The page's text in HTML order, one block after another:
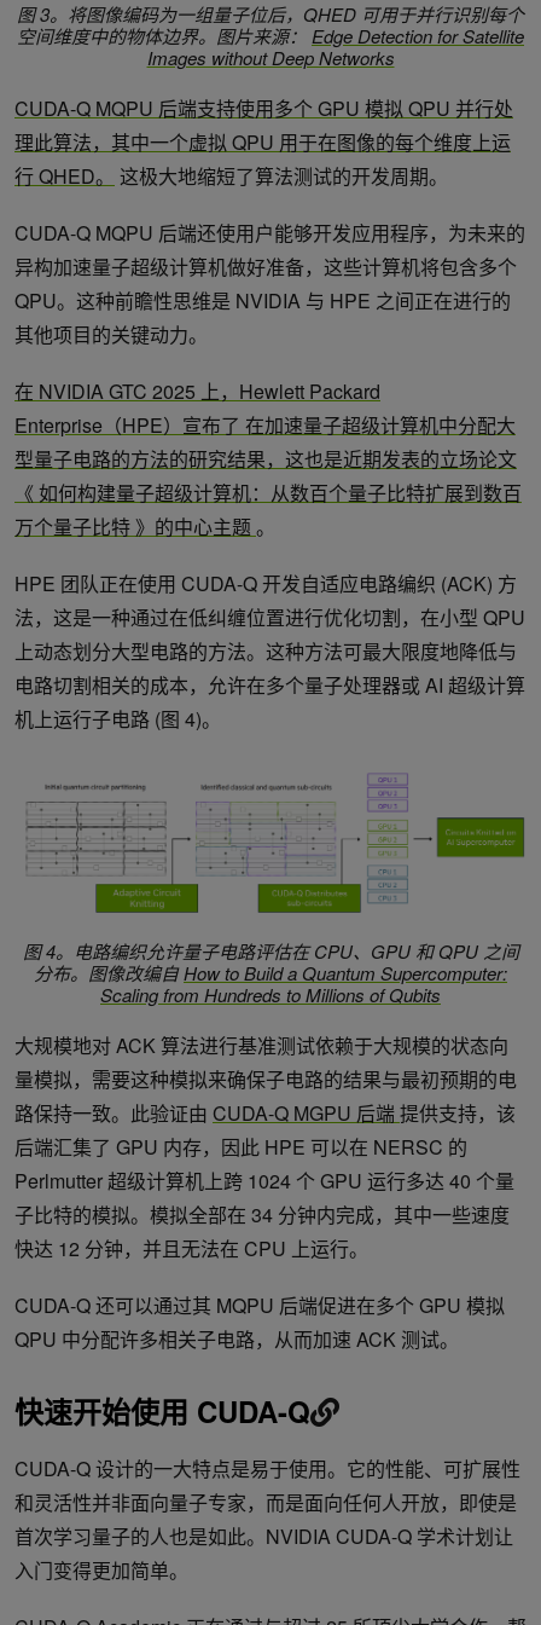
图 3。将图像编码为一组量子位后，QHED 可用于并行识别每个
空间维度中的物体边界。图片来源： Edge Detection for Satellite
Images without Deep Networks
CUDA-Q MQPU 后端支持使用多个 GPU 模拟 QPU 并行处
理此算法，其中一个虚拟 QPU 用于在图像的每个维度上运
行 QHED。
这极大地缩短了算法测试的开发周期。
CUDA-Q MQPU 后端还使用户能够开发应用程序，为未来的
异构加速量子超级计算机做好准备，这些计算机将包含多个
QPU。这种前瞻性思维是 NVIDIA 与 HPE 之间正在进行的
其他项目的关键动力。
在 NVIDIA GTC 2025 上，Hewlett Packard
Enterprise（HPE）宣布了 在加速量子超级计算机中分配大
型量子电路的方法的研究结果，这也是近期发表的立场论文
《 如何构建量子超级计算机：从数百个量子比特扩展到数百
万个量子比特》的中心主题。
HPE 团队正在使用 CUDA-Q 开发自适应电路编织 (ACK) 方
法，这是一种通过在低纠缠位置进行优化切割，在小型 QPU
上动态划分大型电路的方法。这种方法可最大限度地降低与
电路切割相关的成本，允许在多个量子处理器或 AI 超级计算
机上运行子电路 (图 4)。
图 4。电路编织允许量子电路评估在 CPU、GPU 和 QPU 之间
分布。图像改编自 How to Build a Quantum Supercomputer:
Scaling from Hundreds to Millions of Qubits
大规模地对 ACK 算法进行基准测试依赖于大规模的状态向
量模拟，需要这种模拟来确保子电路的结果与最初预期的电
路保持一致。此验证由 CUDA-Q MGPU 后端提供支持，该
后端汇集了 GPU 内存，因此 HPE 可以在 NERSC 的
Perlmutter 超级计算机上跨 1024 个 GPU 运行多达 40 个量
子比特的模拟。模拟全部在 34 分钟内完成，其中一些速度
快达 12 分钟，并且无法在 CPU 上运行。
CUDA-Q 还可以通过其 MQPU 后端促进在多个 GPU 模拟
QPU 中分配许多相关子电路，从而加速 ACK 测试。
快速开始使用 CUDA-Q
CUDA-Q 设计的一大特点是易于使用。它的性能、可扩展性
和灵活性并非面向量子专家，而是面向任何人开放，即使是
首次学习量子的人也是如此。NVIDIA CUDA-Q 学术计划让
入门变得更加简单。